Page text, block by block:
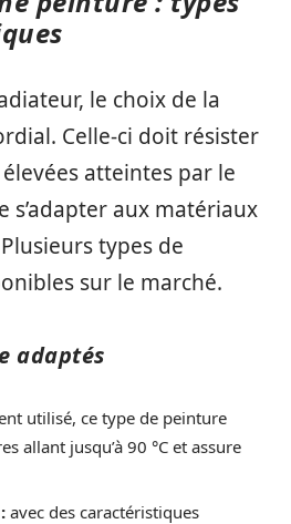
le choix de la
Celle-ci doit résister
atteintes par le
s’adapter aux matériaux
types de
sur le marché.
adaptés
utilisé, ce type de peinture
allant jusqu’à 90 °C et assure
avec des caractéristiques